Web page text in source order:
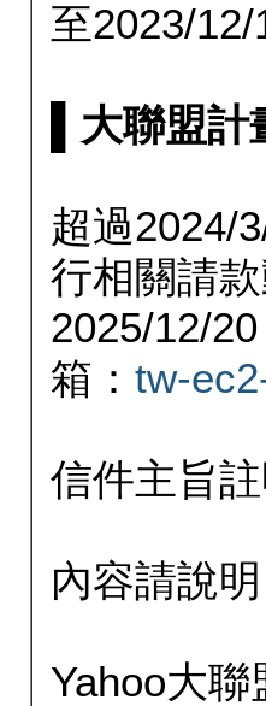
至2023/12/
▌大聯盟
超過2024/
行相關請
2025/12/
箱： tw-
信件主旨
內容請說明
Yahoo大